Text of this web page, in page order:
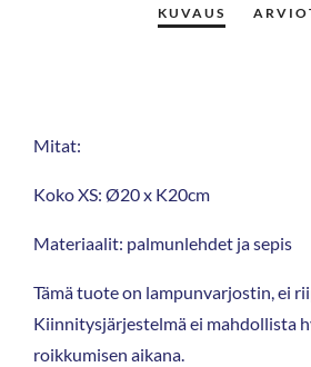
Mitat:
Koko XS: Ø20 x K20cm
Materiaalit: palmunlehdet ja sepis
Tämä tuote on lampunvarjostin, ei
Kiinnitysjärjestelmä ei mahdollista
roikkumisen aikana.